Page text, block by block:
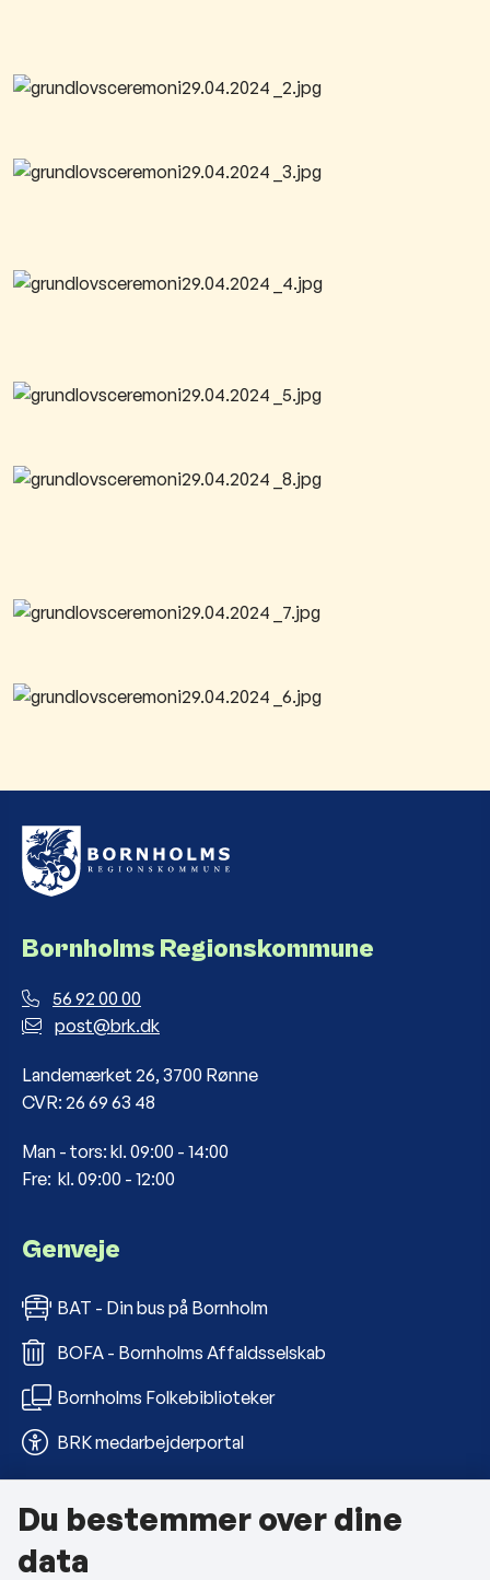
Bornholms Regionskommune
56 92 00 00
post@brk.dk
Landemærket 26, 3700 Rønne
CVR: 26 69 63 48
Man - tors: kl. 09:00 - 14:00
Fre: kl. 09:00 - 12:00
Genveje
BAT - Din bus på Bornholm
BOFA - Bornholms Affaldsselskab
Bornholms Folkebiblioteker
BRK medarbejderportal
Om kommunen
Kontakt os
Du bestemmer over dine
data